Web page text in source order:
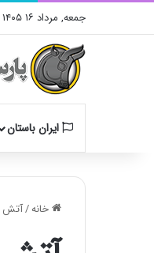
جمعه, مرداد ۱۶ ۱۴۰۵
ایران باستان
خانه/آتش